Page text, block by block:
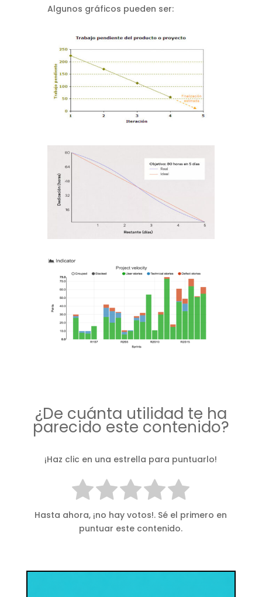
Algunos gráficos pueden ser:
¿De cuánta utilidad te ha
parecido este contenido?
¡Haz clic en una estrella para puntuarlo!
Hasta ahora, ¡no hay votos!. Sé el primero en
puntuar este contenido.